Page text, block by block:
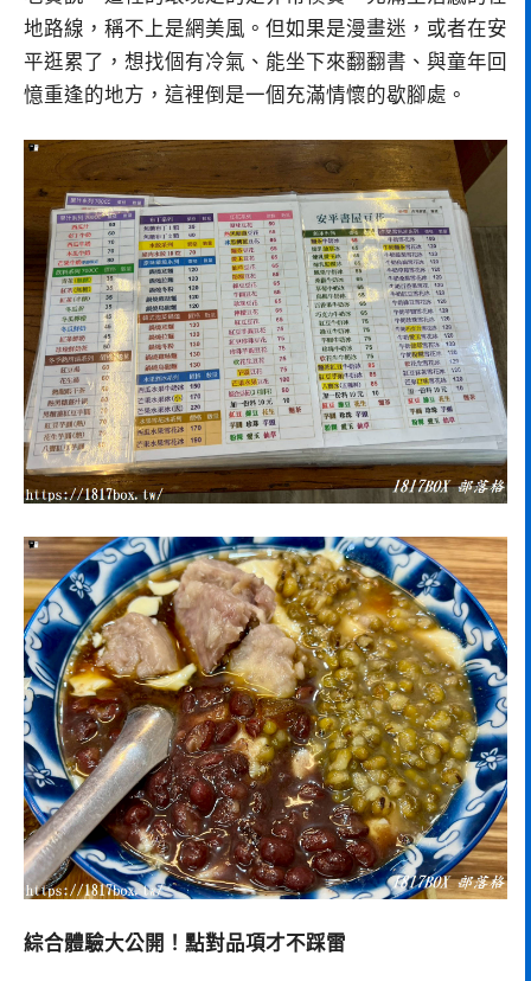
地路線，稱不上是網美風。但如果是漫畫迷，或者在安
平逛累了，想找個有冷氣、能坐下來翻翻書、與童年回
憶重逢的地方，這裡倒是一個充滿情懷的歇腳處。
綜合體驗大公開！點對品項才不踩雷